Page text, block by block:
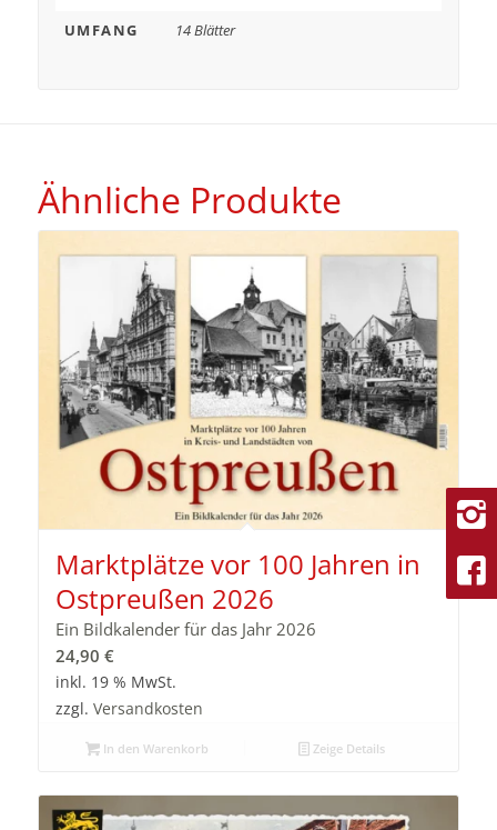
UMFANG
14 Blätter
Ähnliche Produkte
Marktplätze vor 100 Jahren in
Ostpreußen 2026
Ein Bildkalender für das Jahr 2026
24,90 €
inkl. 19 % MwSt.
zzgl. Versandkosten
In den Warenkorb Zeige Details